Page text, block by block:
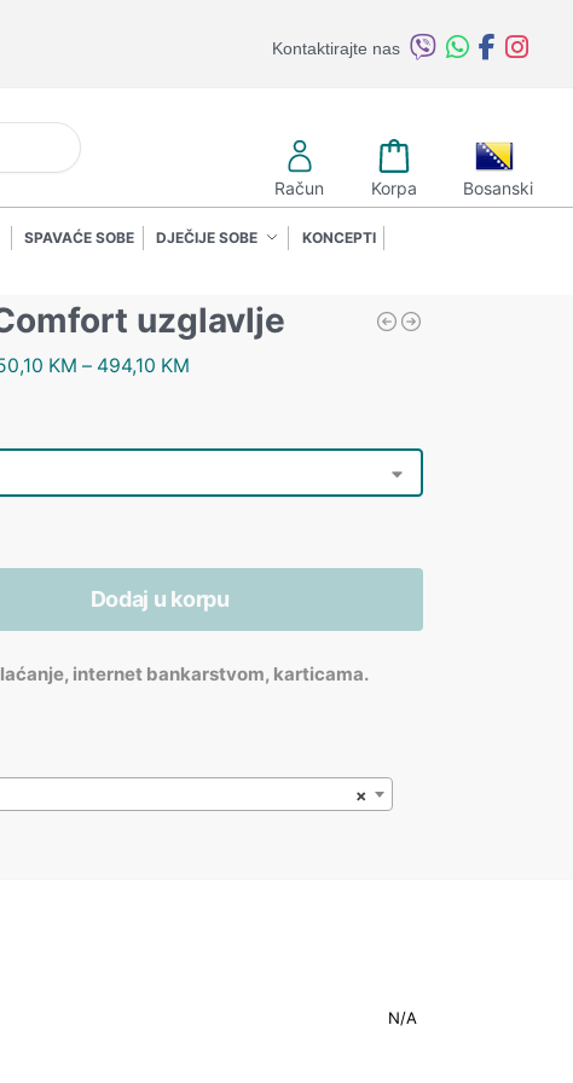
Kontaktirajte nas
Pretraži
Račun Korpa Bosanski
SPAVAĆE SOBE DJEČIJE SOBE KONCEPTI
uzglavlje
KM – 494,10 KM
Dodaj u korpu
internet bankarstvom, karticama.
×
N/A